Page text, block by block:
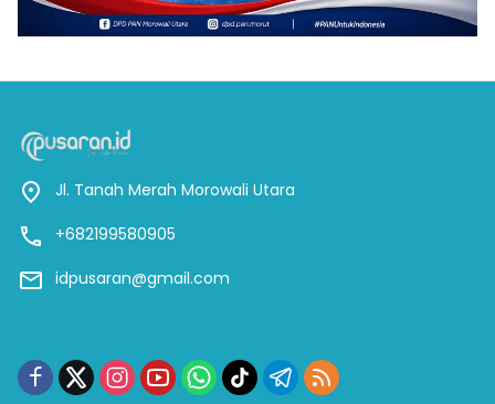
Jl. Tanah Merah Morowali Utara
+682199580905
idpusaran@gmail.com